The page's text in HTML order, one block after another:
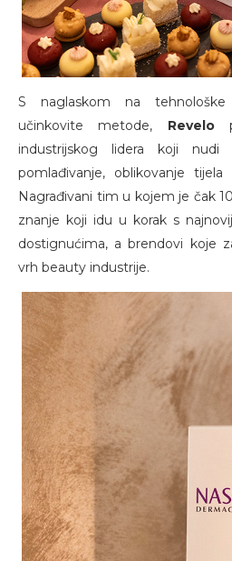
S naglaskom na
učinkovite metode, Revelo
industrijskog lidera koji nudi
pomlađivanje, oblikovanje
Nagrađivani tim u kojem je čak
znanje koji idu u korak s
dostignućima, a brendovi koje
vrh beauty industrije.